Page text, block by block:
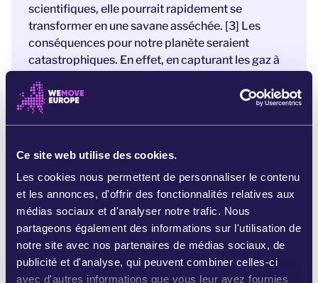
Ce site web utilise des cookies.
Les cookies nous permettent de personnaliser le contenu
et les annonces, d'offrir des fonctionnalités relatives aux
médias sociaux et d'analyser notre trafic. Nous
partageons également des informations sur l'utilisation de
notre site avec nos partenaires de médias sociaux, de
publicité et d'analyse, qui peuvent combiner celles-ci
avec d'autres informations que vous leur avez fournies
scientifiques, elle pourrait rapidement se
transformer en une savane asséchée. [3] Les
conséquences pour notre planète seraient
catastrophiques. En effet, en capturant les gaz à
l’Amazonie constitue actuellement l’un de nos
principaux atouts dans la lutte contre le
changement climatique. Mais si cette zone
à émettre plus de carbone qu’elle n’en absorbe.
[4]
Nous devons mettre fin aux forages pétroliers
en Amazonie avant qu’il ne soit trop tard.Ces
pratiques mènent ce paradis écologique à
l’effondrement et menacent la survie des
communautés indigènes qui vivent en Amazonie.